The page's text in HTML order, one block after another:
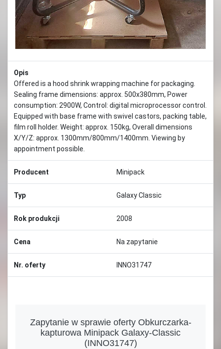
Opis
Offered is a hood shrink wrapping machine for packaging.
Sealing frame dimensions: approx. 500x380mm, Power
consumption: 2900W, Control: digital microprocessor control.
Equipped with base frame with swivel castors, packing table,
film roll holder. Weight: approx. 150kg, Overall dimensions
X/Y/Z: approx. 1300mm/800mm/1400mm. Viewing by
appointment possible.
Producent Minipack
Typ Galaxy Classic
Rok produkcji 2008
Cena Na zapytanie
Nr. oferty INNO31747
Zapytanie w sprawie oferty Obkurczarka-
kapturowa Minipack Galaxy-Classic
(INNO31747)